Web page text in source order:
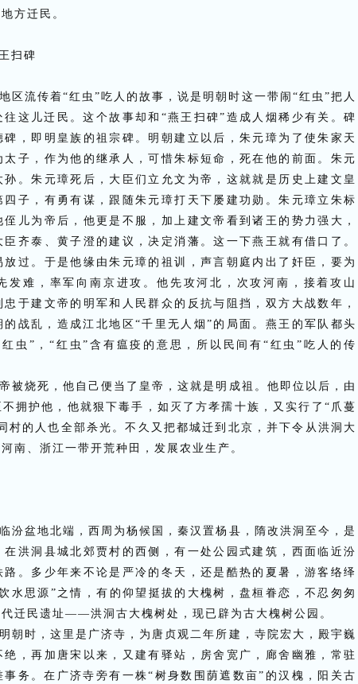
方迁民。
扫碑
区流传着“红虫”吃人的故事，说是明朝时这一带闹“红虫”把人
这儿迁民。这个故事却和“燕王扫碑”造成人烟稀少有关。碑
，即明皇族的祖宗碑。明朝建立以后，朱元璋为了使朱家天
子，作为他的继承人，可惜朱标短命，死在他的前面。朱元
。朱元璋死后，大臣们立允文为帝，这就就是历史上建文皇
子，有勇有谋，跟随朱元璋打天下屡建功勋。朱元璋立朱标
儿为帝后，他更是不服，加上建文帝看到诸王的势力强大，
齐泰、黄子澄的建议，决定消藩。这一下燕王就有借口了。
过。于是他缘由朱元璋的祖训，声言朝庭内出了奸臣，要为
发难，率军向南京进攻。他先攻河北，次攻河南，接着攻山
于建文帝的明军和人民群众的反抗与阻挡，双方大战数年，
战乱，造成江北地区“千里无人烟”的局面。燕王的军队都头
虫”，“红虫”含有瘟疫的意思，所以民间有“红虫”吃人的传
被烧死，他自己便当了皇帝，这就是明成祖。他即位以后，由
拥护他，他就狠下毒手，如灭了方孝孺十族，又实行了“爪蔓
村的人也全部杀光。不久又把都城迁到北京，并下令从洪洞大
南、浙江一带开荒种田，发展农业生产。
汾盆地北端，西周为杨候国，秦汉置杨县，隋改洪洞至今，是
洪洞县城北郊贾村的西侧，有一处公园式建筑，西面临近汾
。多少年来不论是严冷的冬天，还是酷热的夏暑，游客络绎
水思源”之情，有的仰望挺拔的大槐树，盘桓眷恋，不忍匆匆
迁民遗址——洪洞古大槐树处，现已辟为古大槐树公园。
朝时，这里是广济寺，为唐贞观二年所建，寺院宏大，殿宇巍
，再加唐宋以来，又建有驿站，房舍宽广，廊舍幽雅，常驻
务。在广济寺旁有一株“树身数围荫遮数亩”的汉槐，阳关古